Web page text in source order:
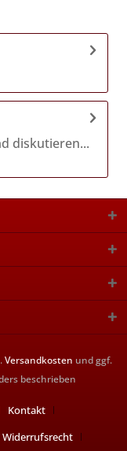
diskutieren...
Versandkosten und ggf.
beschrieben
Kontakt
Widerrufsrecht